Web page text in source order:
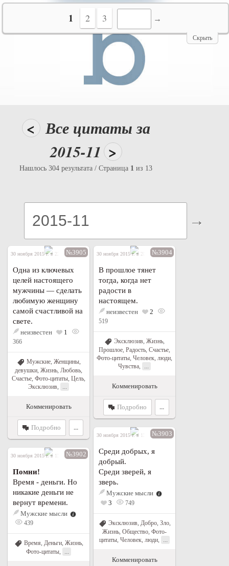
< Все цитаты за
2015-11 >
Нашлось 304 результата / Страница 1 из 13
30 ноября 2015 г. в 22:43 №3905
Одна из ключевых
целей настоящего
мужчины — сделать
любимую женщину
самой счастливой на
свете.
неизвестен 1
366
Мужские, Женщины,
девушки, Жизнь, Любовь,
Счастье, Фото-цитаты, Цель,
Эксклюзив, ...
Комменировать
Подробно ...
30 ноября 2015 г. в 20:49 №3904
В прошлое тянет
тогда, когда нет
радости в
настоящем.
неизвестен 2
519
Эксклюзив, Жизнь,
Прошлое, Радость, Счастье,
Фото-цитаты, Человек, люди,
Чувства, ...
Комменировать
Подробно ...
30 ноября 2015 г. в 15:43 №3903
Среди добрых, я
добрый.
Среди зверей, я
зверь.
Мужские мысли
3
749
Эксклюзив, Добро, Зло,
Жизнь, Общество, Фото-
цитаты, Человек, люди, ...
Комменировать
30 ноября 2015 г. в 15:37 №3902
Помни!
Время - деньги. Но
никакие деньги не
вернут времени.
Мужские мысли
439
Время, Деньги, Жизнь,
Фото-цитаты, ...
Скрыть
1 2 3